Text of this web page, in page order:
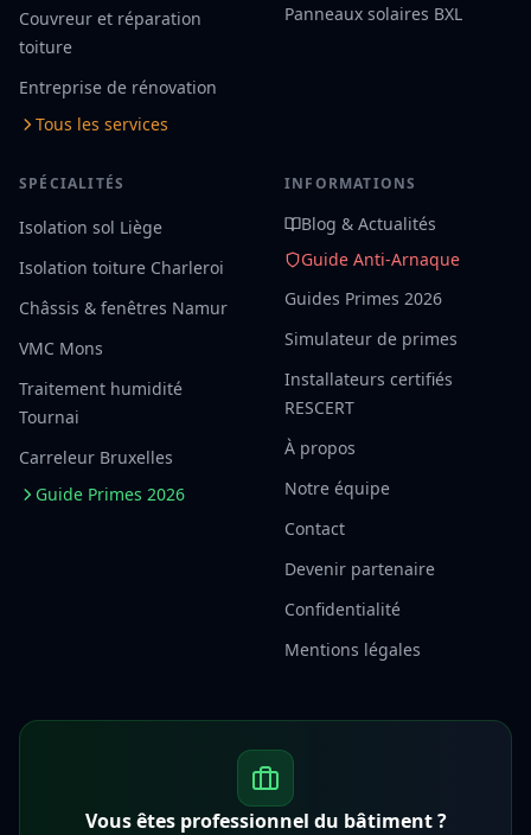
Couvreur et réparation
toiture
Entreprise de rénovation
Tous les services
Panneaux solaires BXL
SPÉCIALITÉS
Isolation sol Liège
Isolation toiture Charleroi
Châssis & fenêtres Namur
VMC Mons
Traitement humidité
Tournai
Carreleur Bruxelles
Guide Primes 2026
INFORMATIONS
Blog & Actualités
Guide Anti-Arnaque
Guides Primes 2026
Simulateur de primes
Installateurs certifiés
RESCERT
À propos
Notre équipe
Contact
Devenir partenaire
Confidentialité
Mentions légales
Vous êtes professionnel du bâtiment ?